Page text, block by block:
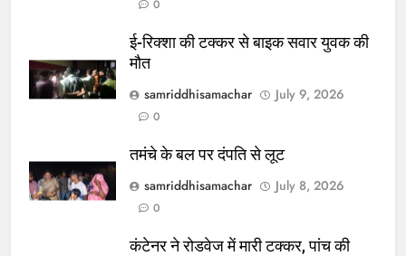
0
ई-रिक्शा की टक्कर से बाइक सवार युवक की
मौत
samriddhisamachar
July 9, 2026
0
तमंचे के बल पर दंपति से लूट
samriddhisamachar
July 8, 2026
0
कंटेनर ने रोडवेज में मारी टक्कर, पांच की